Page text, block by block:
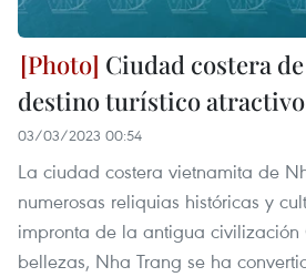
Ciudad costera
destino turístico
03/03/2023 00:54
La ciudad costera vietnamita de
numerosas reliquias históricas y
impronta de la antigua civilización
bellezas, Nha Trang se ha